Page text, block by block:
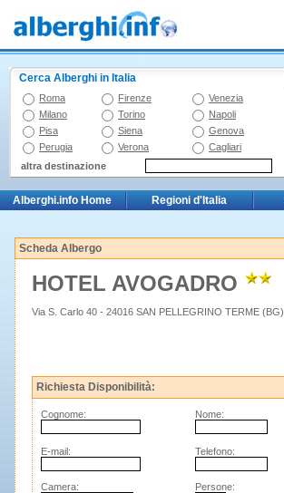
Cerca Alberghi in Italia
Roma Firenze Venezia
Milano
Torino Napoli
Pisa
Siena Genova
Perugia
Verona Cagliari
altra destinazione
Alberghi.info Home Regioni d'Italia
Scheda Albergo
HOTEL AVOGADRO
Via S. Carlo 40 - 24016 SAN PELLEGRINO TERME
Richiesta Disponibilità:
Cognome: Nome:
E-mail: Telefono:
Camera: Persone: